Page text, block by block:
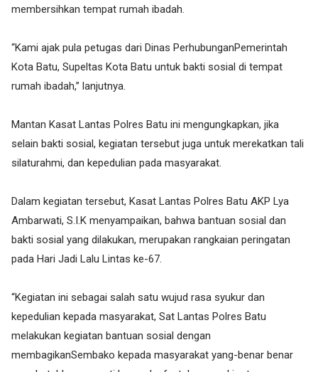
membersihkan tempat rumah ibadah.
“Kami ajak pula petugas dari Dinas PerhubunganPemerintah
Kota Batu, Supeltas Kota Batu untuk bakti sosial di tempat
rumah ibadah,” lanjutnya.
Mantan Kasat Lantas Polres Batu ini mengungkapkan, jika
selain bakti sosial, kegiatan tersebut juga untuk merekatkan tali
silaturahmi, dan kepedulian pada masyarakat.
Dalam kegiatan tersebut, Kasat Lantas Polres Batu AKP Lya
Ambarwati, S.I.K menyampaikan, bahwa bantuan sosial dan
bakti sosial yang dilakukan, merupakan rangkaian peringatan
pada Hari Jadi Lalu Lintas ke-67.
“Kegiatan ini sebagai salah satu wujud rasa syukur dan
kepedulian kepada masyarakat, Sat Lantas Polres Batu
melakukan kegiatan bantuan sosial dengan
membagikanSembako kepada masyarakat yang-benar benar